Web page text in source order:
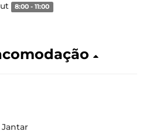
8:00 - 11:00
Jantar